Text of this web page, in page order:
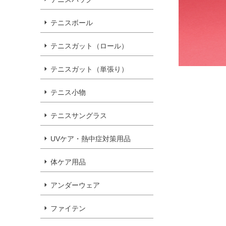
テニスボール
テニスガット（ロール）
テニスガット（単張り）
テニス小物
テニスサングラス
UVケア・熱中症対策用品
体ケア用品
アンダーウェア
ファイテン